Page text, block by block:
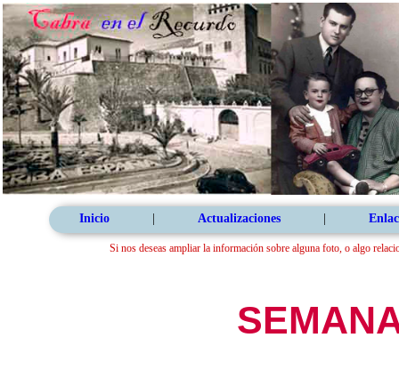
Inicio Actualizaciones
Si nos deseas ampliar la información sobre alguna foto, o algo